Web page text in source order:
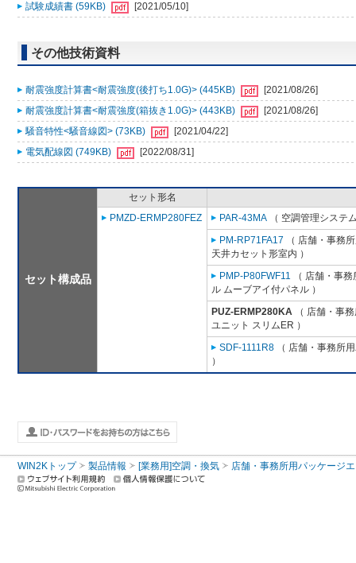
試験成績書 (59KB) [2021/05/10]
その他技術資料
耐震強度計算書<耐震強度(後打ち1.0G)> (445KB)
[2021/08/26]
耐震強度計算書<耐震強度(箱抜き1.0G)> (443KB)
[2021/08/26]
騒音特性<騒音線図> (73KB)
[2021/04/22]
電気配線図 (749KB)
[2022/08/31]
セット構成品
セット形名
PMZD-ERMP280FEZ
PAR-43MA （ 空調管理システ
PM-RP71FA17 （ 店舗・事務
天井カセット形室内 ）
PMP-P80FWF11 （ 店舗・事
ル ムーブアイ付パネル ）
PUZ-ERMP280KA （ 店舗・事
ユニット スリムER ）
SDF-1111R8 （ 店舗・事務所
）
WIN2Kトップ 製品情報 [業務用]空調・換気 店舗・事務所用パッケージ